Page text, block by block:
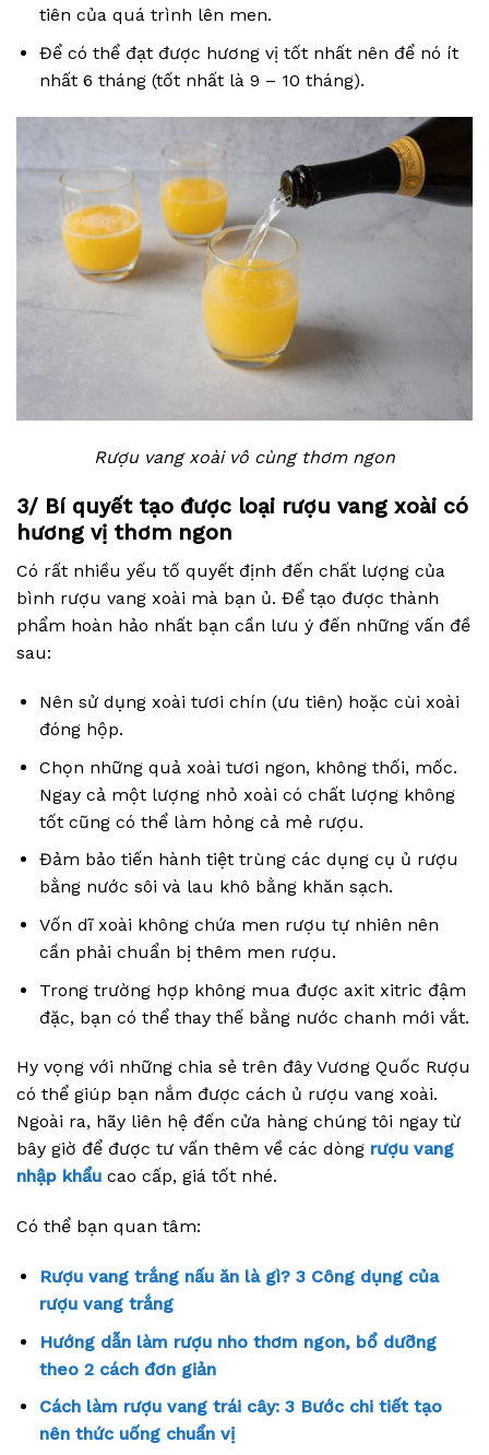
tiên của quá trình lên men.
Để có thể đạt được hương vị tốt nhất nên để nó ít
nhất 6 tháng (tốt nhất là 9 – 10 tháng).
Rượu vang xoài vô cùng thơm ngon
3/ Bí quyết tạo được loại rượu vang xoài có
hương vị thơm ngon
Có rất nhiều yếu tố quyết định đến chất lượng của
bình rượu vang xoài mà bạn ủ. Để tạo được thành
phẩm hoàn hảo nhất bạn cần lưu ý đến những vấn đề
sau:
Nên sử dụng xoài tươi chín (ưu tiên) hoặc cùi xoài
đóng hộp.
Chọn những quả xoài tươi ngon, không thối, mốc.
Ngay cả một lượng nhỏ xoài có chất lượng không
tốt cũng có thể làm hỏng cả mẻ rượu.
Đảm bảo tiến hành tiệt trùng các dụng cụ ủ rượu
bằng nước sôi và lau khô bằng khăn sạch.
Vốn dĩ xoài không chứa men rượu tự nhiên nên
cần phải chuẩn bị thêm men rượu.
Trong trường hợp không mua được axit xitric đậm
đặc, bạn có thể thay thế bằng nước chanh mới vắt.
Hy vọng với những chia sẻ trên đây Vương Quốc Rượu
có thể giúp bạn nắm được cách ủ rượu vang xoài.
Ngoài ra, hãy liên hệ đến cửa hàng chúng tôi ngay từ
bây giờ để được tư vấn thêm về các dòng rượu vang
nhập khẩu cao cấp, giá tốt nhé.
Có thể bạn quan tâm:
Rượu vang trắng nấu ăn là gì? 3 Công dụng của
rượu vang trắng
Hướng dẫn làm rượu nho thơm ngon, bổ dưỡng
theo 2 cách đơn giản
Cách làm rượu vang trái cây: 3 Bước chi tiết tạo
nên thức uống chuẩn vị